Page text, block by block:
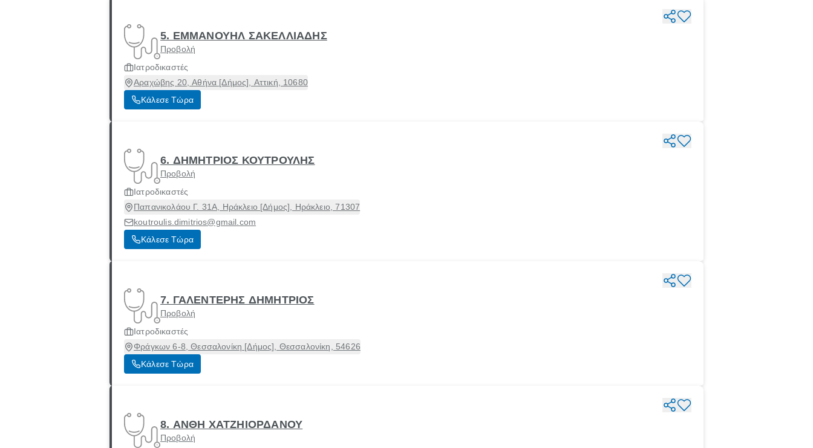
5. ΕΜΜΑΝΟΥΗΛ ΣΑΚΕΛΛΙΑΔΗΣ
Προβολή
Ιατροδικαστές
Αραχώβης 20, Αθήνα [Δήμος], Αττική, 10680
Κάλεσε Τώρα
6. ΔΗΜΗΤΡΙΟΣ ΚΟΥΤΡΟΥΛΗΣ
Προβολή
Ιατροδικαστές
Παπανικολάου Γ. 31Α, Ηράκλειο [Δήμος], Ηράκλειο, 71307
koutroulis.dimitrios@gmail.com
Κάλεσε Τώρα
7. ΓΑΛΕΝΤΕΡΗΣ ΔΗΜΗΤΡΙΟΣ
Προβολή
Ιατροδικαστές
Φράγκων 6-8, Θεσσαλονίκη [Δήμος], Θεσσαλονίκη, 54626
Κάλεσε Τώρα
8. ΑΝΘΗ ΧΑΤΖΗΙΟΡΔΑΝΟΥ
Προβολή